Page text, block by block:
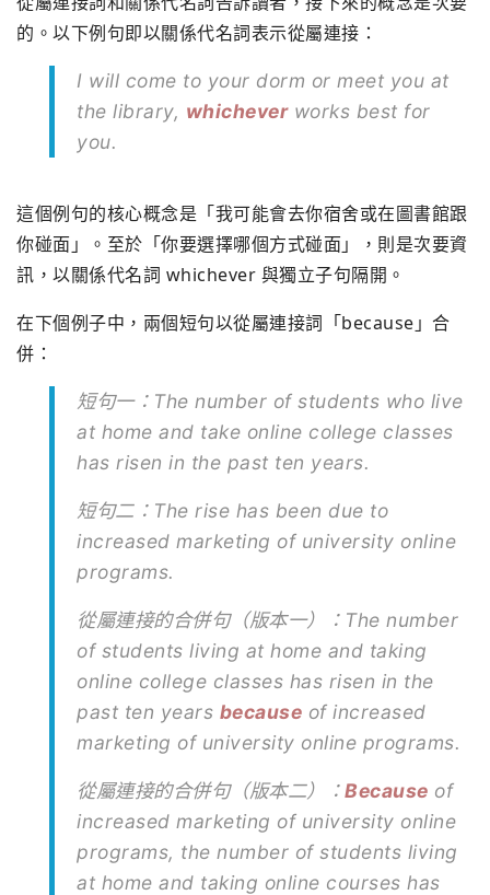
的。以下例句即以關係代名詞表示從屬連接：
I will come to your dorm or meet you at
the library, whicheverworks best for
you.
這個例句的核心概念是「我可能會去你宿舍或在圖書館跟
你碰面」。至於「你要選擇哪個方式碰面」，則是次要資
訊，以關係代名詞 whichever 與獨立子句隔開。
在下個例子中，兩個短句以從屬連接詞「because」合
併：
短句一：The number of students who live
at home and take online college classes
has risen in the past ten years.
短句二：The rise has been due to
increased marketing of university online
programs.
從屬連接的合併句（版本一）：The number
of students living at home and taking
online college classes has risen in the
past ten years because of increased
marketing of university online programs.
從屬連接的合併句（版本二）：Because of
increased marketing of university online
programs, the number of students living
at home and taking online courses has